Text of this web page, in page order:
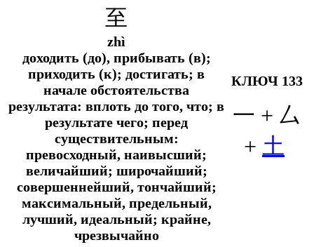
至
zhì
доходить (до), прибывать (в);
приходить (к); достигать; в
начале обстоятельства
результата: вплоть до того, что; в
результате чего; перед
существительным:
превосходный, наивысший;
величайший; широчайший;
совершеннейший, тончайший;
максимальный, предельный,
лучший, идеальный; крайне,
чрезвычайно
КЛЮЧ 133
一 + 厶
+ 土